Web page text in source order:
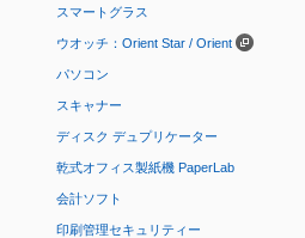
スマートグラス
ウオッチ：Orient Star / Orient
パソコン
スキャナー
ディスク デュプリケーター
乾式オフィス製紙機 PaperLab
会計ソフト
印刷管理セキュリティー